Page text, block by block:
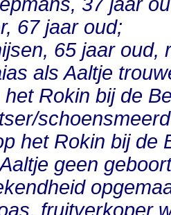
67 jaar oud;
65 jaar oud,
als Aaltje
Rokin bij de
het Rokin bij de
geen
fruitverkoper